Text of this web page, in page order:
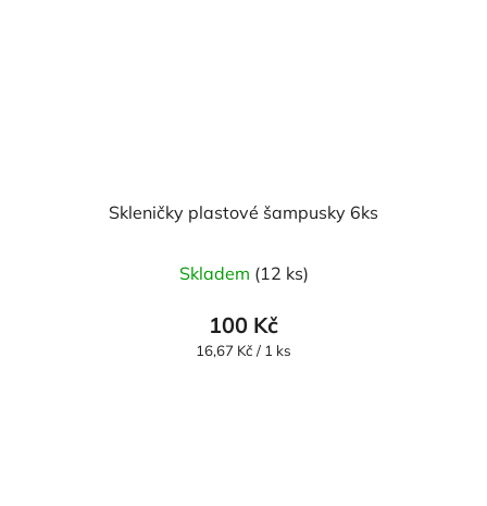
Skleničky plastové šampusky 6ks
Skladem (12 ks)
100 Kč
Měrná
16,67 Kč / 1 ks